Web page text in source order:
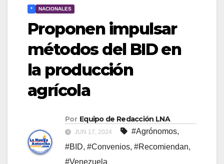
* NACIONALES
Proponen impulsar
métodos del BID en
la producción
agrícola
Por Equipo de Redacción LNA
JUN 17, 2024 #Agrónomos,
#BID, #Convenios, #Recomiendan,
#Venezuela